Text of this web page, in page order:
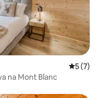
5 (7)
na Mont Blanc